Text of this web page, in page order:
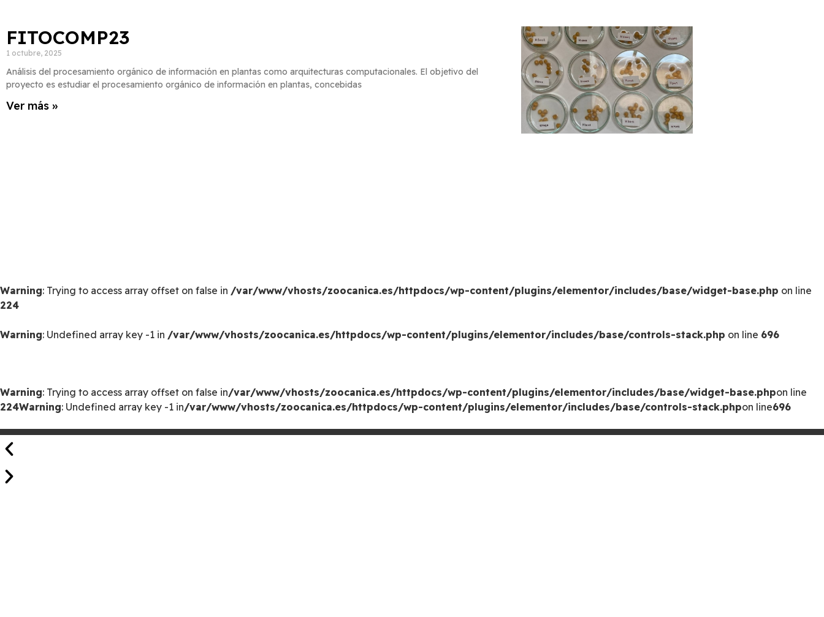
FITOCOMP23
1 octubre, 2025
Análisis del procesamiento orgánico de información en plantas como arquitecturas computacionales. El objetivo del
proyecto es estudiar el procesamiento orgánico de información en plantas, concebidas
Ver más »
Warning: Trying to access array offset on false in /var/www/vhosts/zoocanica.es/httpdocs/wp-content/plugins/elementor/includes/base/widget-base.php on line
224
Warning: Undefined array key -1 in /var/www/vhosts/zoocanica.es/httpdocs/wp-content/plugins/elementor/includes/base/controls-stack.php on line 696
Warning: Trying to access array offset on false in/var/www/vhosts/zoocanica.es/httpdocs/wp-content/plugins/elementor/includes/base/widget-base.phpon line
224Warning: Undefined array key -1 in/var/www/vhosts/zoocanica.es/httpdocs/wp-content/plugins/elementor/includes/base/controls-stack.phpon line696